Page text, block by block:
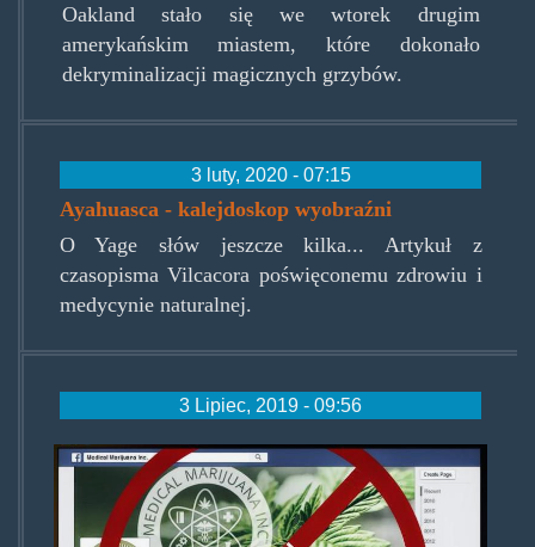
Oakland stało się we wtorek drugim
amerykańskim miastem, które dokonało
dekryminalizacji magicznych grzybów.
3 luty, 2020 - 07:15
Ayahuasca - kalejdoskop wyobraźni
O Yage słów jeszcze kilka... Artykuł z
czasopisma Vilcacora poświęconemu zdrowiu i
medycynie naturalnej.
3 Lipiec, 2019 - 09:56
medical-
marijuana-